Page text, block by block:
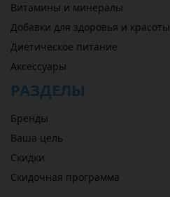
Витамины и минералы
Добавки для здоровья и красоты
Диетическое питание
Аксессуары
РАЗДЕЛЫ
Бренды
Ваша цель
Скидки
Скидочная программа